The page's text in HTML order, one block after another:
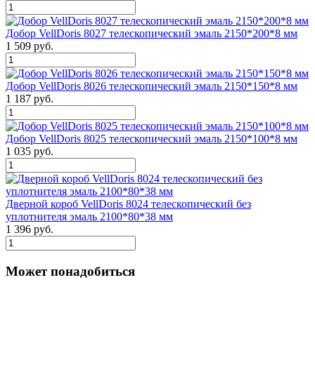
Добор VellDoris 8027 телескопический эмаль 2150*200*8 мм
1 509 руб.
Добор VellDoris 8026 телескопический эмаль 2150*150*8 мм
1 187 руб.
Добор VellDoris 8025 телескопический эмаль 2150*100*8 мм
1 035 руб.
Дверной короб VellDoris 8024 телескопический без
уплотнителя эмаль 2100*80*38 мм
1 396 руб.
Может понадобиться